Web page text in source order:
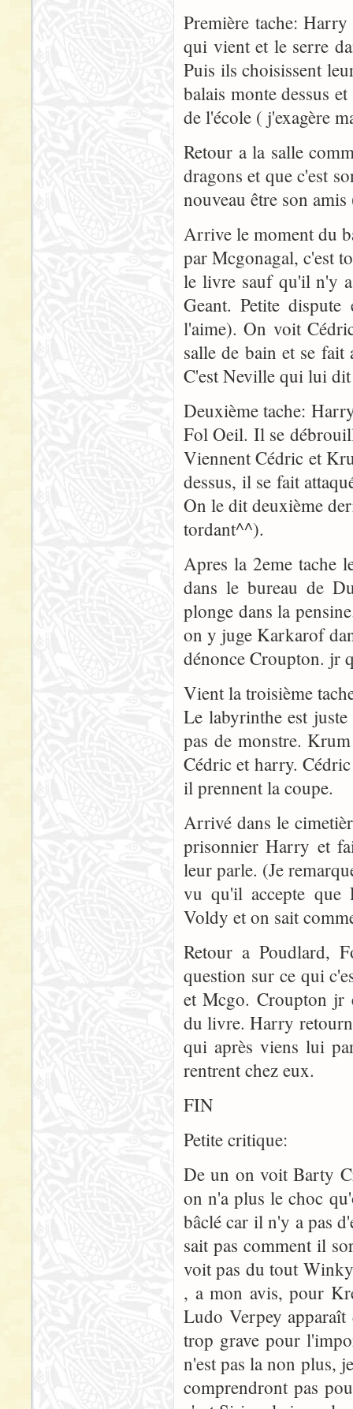
Première tache:
qui vient et le serre
Puis ils choisissent
balais monte dessus
de l'école ( j'exagère
Retour a la salle
dragons et que c'est
nouveau être son
Arrive le moment du
par Mcgonagal, c'est
le livre sauf qu'il n'y
Geant. Petite
l'aime). On voit
salle de bain et se
C'est Neville qui lui
Deuxième tache:
Fol Oeil. Il se
Viennent Cédric et
dessus, il se fait
On le dit deuxième
tordant^^).
Apres la 2eme tache
dans le bureau de
plonge dans la
on y juge Karkarof
dénonce Croupton. jr
Vient la troisième
Le labyrinthe est
pas de monstre.
Cédric et harry.
il prennent la coupe.
Arrivé dans le
prisonnier Harry et
leur parle. (Je
vu qu'il accepte que
Voldy et on sait
Retour a Poudlard,
question sur ce qui
et Mcgo. Croupton jr
du livre. Harry
qui après viens lui
rentrent chez eux.
FIN
Petite critique:
De un on voit Barty
on n'a plus le choc
bâclé car il n'y a pas
sait pas comment il
voit pas du tout
, a mon avis, pour
Ludo Verpey apparaît
trop grave pour
n'est pas la non plus,
comprendront pas